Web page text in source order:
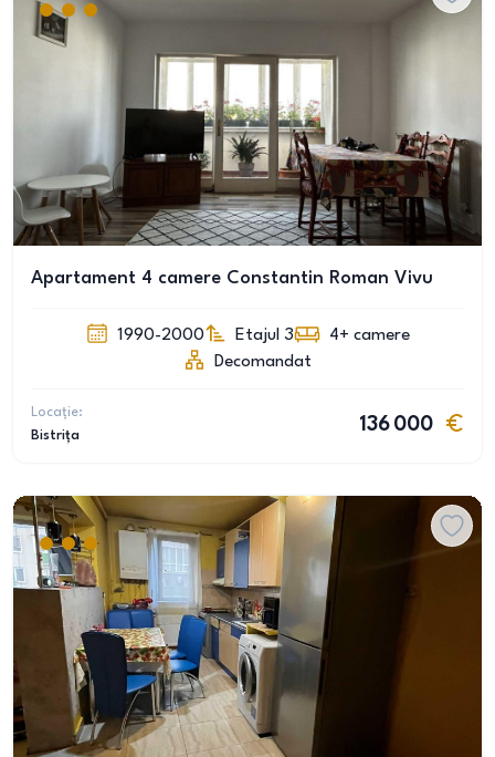
Apartament 4 camere Constantin Roman Vivu
1990-2000 Etajul 3 4+ camere
Decomandat
Locație:
Bistrița
136 000